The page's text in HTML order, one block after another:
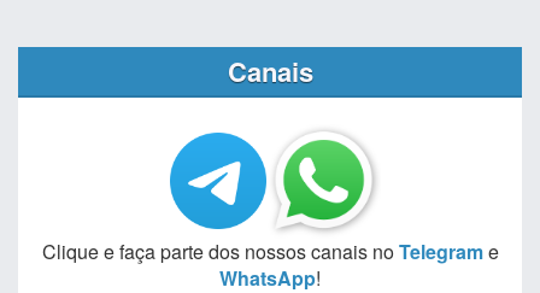
Canais
Clique e faça parte dos nossos canais noTelegrame
WhatsApp!